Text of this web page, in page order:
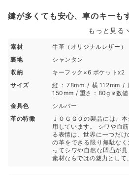
鍵が多くても安心、車のキーも
もっと見る
素材
牛革（オリジナルレザー）
裏地
シャンタン
収納
キーフック×6 ポケットx2
サイズ
縦：78mm / 横112mm /
150mm / 重さ：80g ※数値
金具色
シルバー
革の特徴
ＪＯＧＧＯの製品には、
用しています。 シワや血
る表情は、世界に一つだ
の革をできる限り無駄な
ってシワや自然な凹凸が
素材ならではの魅力として